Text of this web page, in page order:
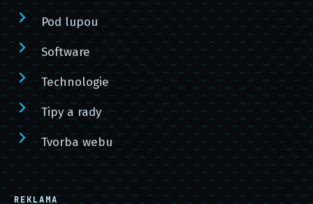
Pod lupou
Software
Technologie
Tipy a rady
Tvorba webu
REKLAMA